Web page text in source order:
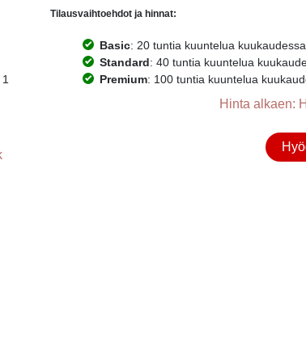
Tilausvaihtoehdot ja hinnat:
Basic: 20 tuntia kuuntelua
Standard: 40 tuntia kuuntelua
Premium: 100 tuntia kuuntelua
Hinta alkaen: